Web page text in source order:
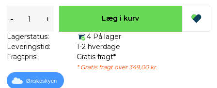
- + Læg i kurv
Lagerstatus:
4 På lager
Leveringstid:
1-2 hverdage
Fragtpris:
Gratis fragt*
* Gratis fragt over 349,00 kr.
Ønskeskyen